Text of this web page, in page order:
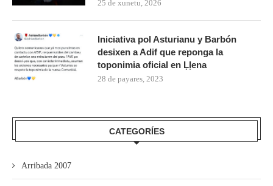
25 de xunetu, 2026
Iniciativa pol Asturianu y Barbón
desixen a Adif que reponga la
toponimia oficial en Ḷḷena
28 de payares, 2023
CATEGORÍES
Arribada 2007